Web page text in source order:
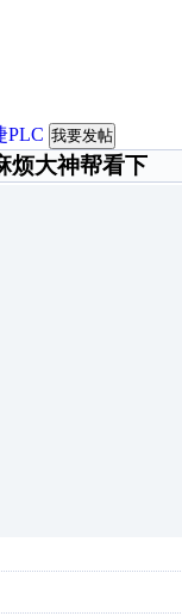
PLC 我要发帖
烦大神帮看下